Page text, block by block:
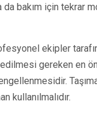
da bakım için tekrar
ekipler
edilmesi gereken en
engellenmesidir.
kullanılmalıdır.